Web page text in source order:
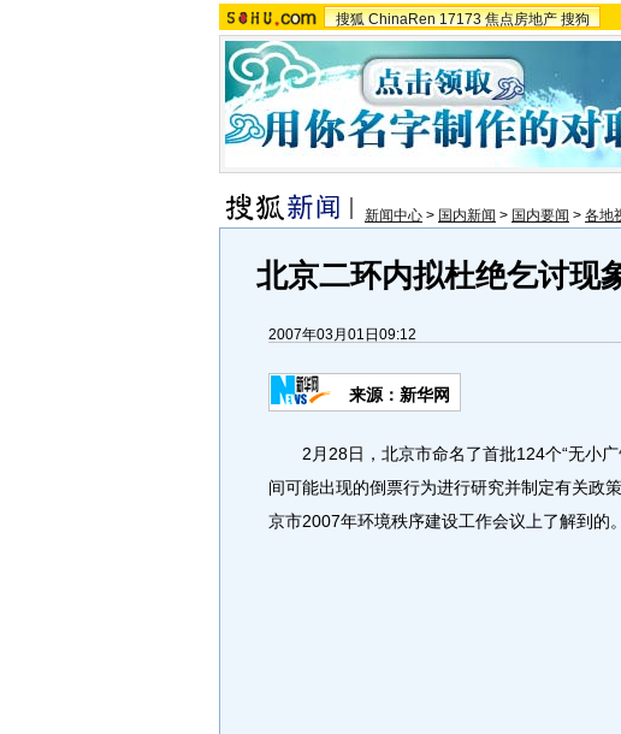
搜狐 ChinaRen 17173 焦点房地产 搜狗
新闻中心 > 国内新闻 > 国内要闻 > 各地
北京二环内拟杜绝乞讨现
2007年03月01日09:12
来源：新华网
2月28日，北京市命名了首批124个“无小广
间可能出现的倒票行为进行研究并制定有关政
京市2007年环境秩序建设工作会议上了解到的。